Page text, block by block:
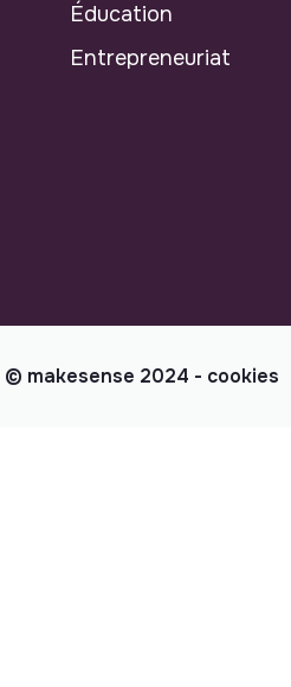
Éducation
Entrepreneuriat
© makesense 2024 - cookies